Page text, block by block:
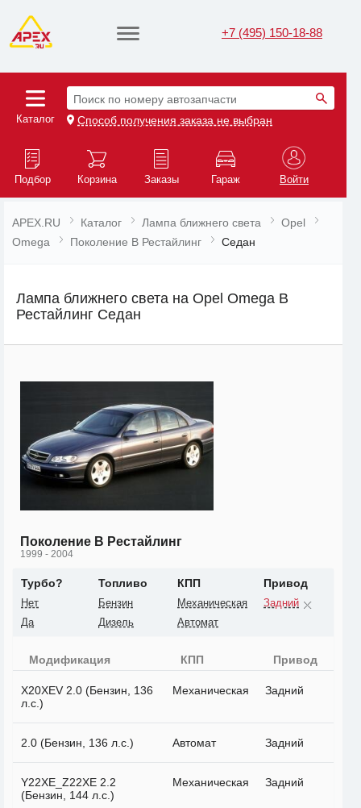
+7 (495) 150-18-88
Каталог
Поиск по номеру автозапчасти
Способ получения заказа не выбран
Подбор Корзина Заказы Гараж Войти
APEX.RU Каталог Лампа ближнего света
Opel
Omega
Поколение B Рестайлинг Седан
Лампа ближнего света на Opel Omega B
Рестайлинг Седан
Поколение B Рестайлинг
1999 - 2004
Турбо?
Нет
Да
Топливо
Бензин
Дизель
КПП
Механическая
Автомат
Привод
Задний
Модификация КПП Привод
X20XEV 2.0 (Бензин, 136
л.с.)
Механическая Задний
2.0 (Бензин, 136 л.с.) Автомат Задний
Y22XE_Z22XE 2.2
(Бензин, 144 л.с.)
Механическая Задний